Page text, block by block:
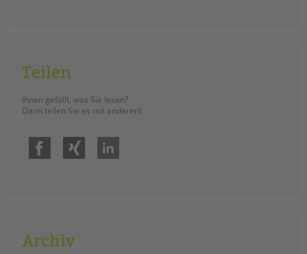
Teilen
Ihnen gefällt, was Sie lesen?
Dann teilen Sie es mit anderen!
Facebook
Archiv